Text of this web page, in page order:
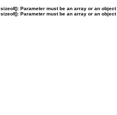
sizeof(): Parameter must be an array or an
sizeof(): Parameter must be an array or an